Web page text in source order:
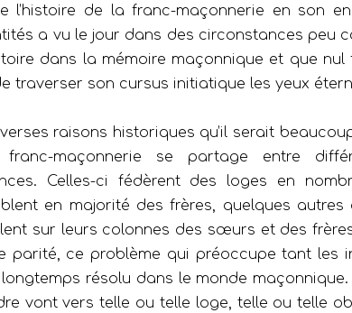
l’histoire de la franc-maçonnerie en son
a vu le jour dans des circonstances peu
dans la mémoire maçonnique et que
traverser son cursus initiatique les yeux
raisons historiques qu’il serait
maçonnerie se partage entre
Celles-ci fédèrent des loges en
en majorité des frères, quelques autres
sur leurs colonnes des sœurs et des
parité, ce problème qui préoccupe tant les
résolu dans le monde
vont vers telle ou telle loge, telle ou telle